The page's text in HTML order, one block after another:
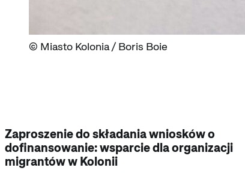
Miasto Kolonia / Boris Boie
Zaproszenie do składania wniosków o
dofinansowanie: wsparcie dla organizacji
migrantów w Kolonii